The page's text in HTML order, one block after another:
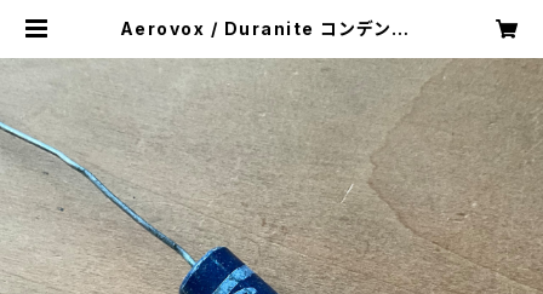
Aerovox / Duranite コンデンサ 1
サ/60年代ビンテージ】 | kouboup